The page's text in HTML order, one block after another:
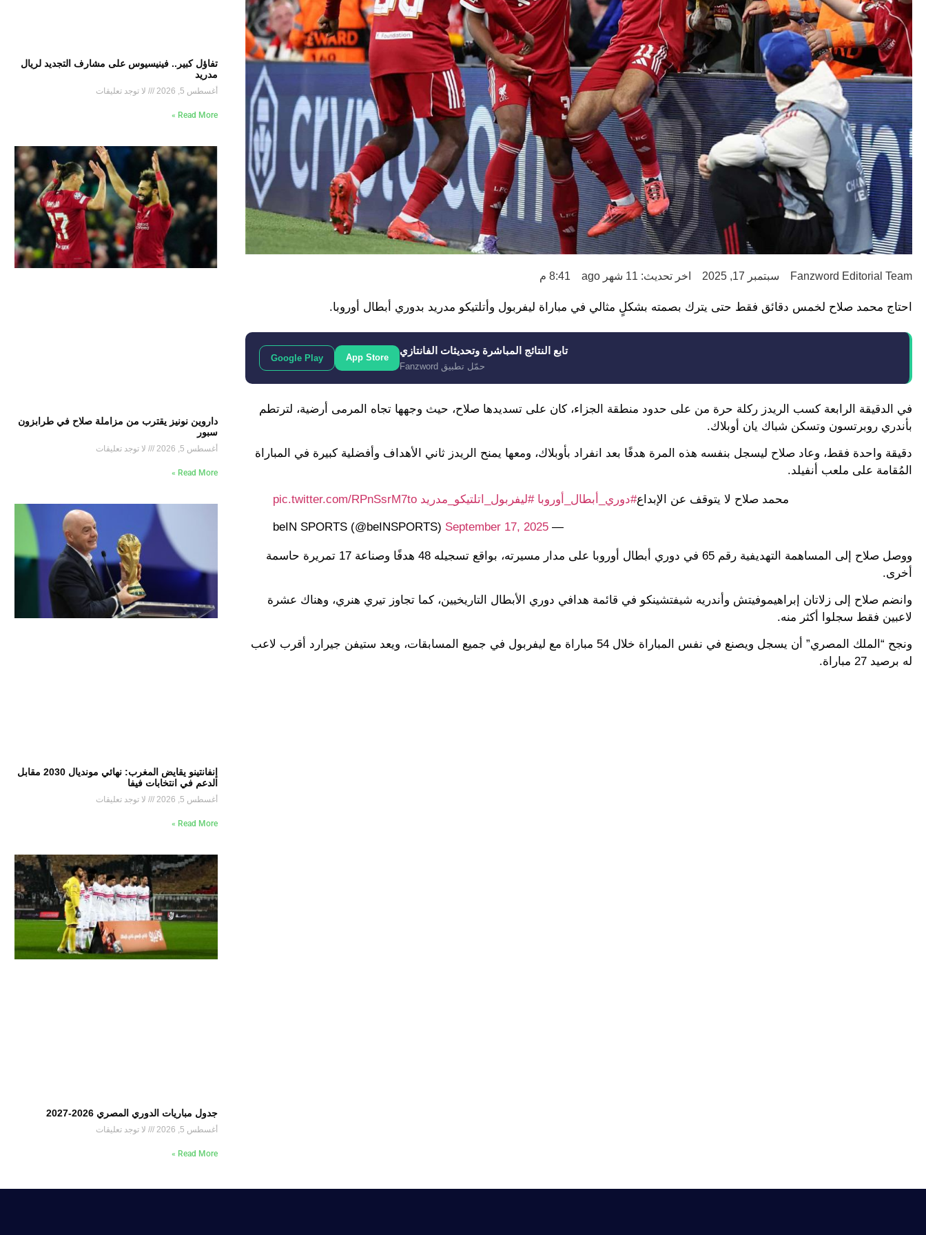
Fanzword Editorial Team سبتمبر 17, 2025 اخر تحديث: 11 شهر ago 8:41 م
احتاج محمد صلاح لخمس دقائق فقط حتى يترك بصمته بشكلٍ مثالي في مباراة ليفربول وأتلتيكو مدريد بدوري أبطال أوروبا.
تابع النتائج المباشرة وتحديثات الفانتازي
حمّل تطبيق Fanzword
App Store
Google Play
في الدقيقة الرابعة كسب الريدز ركلة حرة من على حدود منطقة الجزاء، كان على تسديدها صلاح، حيث وجهها تجاه المرمى أرضية، لترتطم
بأندري روبرتسون وتسكن شباك يان أوبلاك.
دقيقة واحدة فقط، وعاد صلاح ليسجل بنفسه هذه المرة هدفًا بعد انفراد بأوبلاك، ومعها يمنح الريدز ثاني الأهداف وأفضلية كبيرة في المباراة
المُقامة على ملعب أنفيلد.
محمد صلاح لا يتوقف عن الإبداع#دوري_أبطال_أوروبا #ليفربول_اتلتيكو_مدريد pic.twitter.com/RPnSsrM7to
— beIN SPORTS (@beINSPORTS)
September 17, 2025
ووصل صلاح إلى المساهمة التهديفية رقم 65 في دوري أبطال أوروبا على مدار مسيرته، بواقع تسجيله 48 هدفًا وصناعة 17 تمريرة حاسمة
أخرى.
وانضم صلاح إلى زلاتان إبراهيموفيتش وأندريه شيفتشينكو في قائمة هدافي دوري الأبطال التاريخيين، كما تجاوز تيري هنري، وهناك عشرة
لاعبين فقط سجلوا أكثر منه.
ونجح “الملك المصري” أن يسجل ويصنع في نفس المباراة خلال 54 مباراة مع ليفربول في جميع المسابقات، ويعد ستيفن جيرارد أقرب لاعب
له برصيد 27 مباراة.
تفاؤل كبير.. فينيسيوس على مشارف التجديد لريال
مدريد
أغسطس 5, 2026 لا توجد تعليقات
Read More »
داروين نونيز يقترب من مزاملة صلاح في طرابزون
سبور
أغسطس 5, 2026 لا توجد تعليقات
Read More »
إنفانتينو يقايض المغرب: نهائي مونديال 2030 مقابل
الدعم في انتخابات فيفا
أغسطس 5, 2026 لا توجد تعليقات
Read More »
جدول مباريات الدوري المصري 2026-2027
أغسطس 5, 2026 لا توجد تعليقات
Read More »